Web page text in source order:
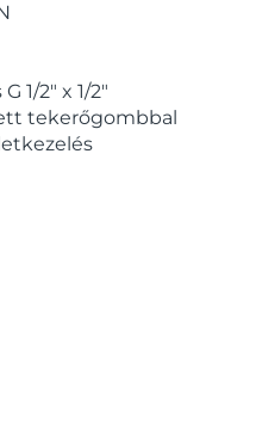
1/2" x 1/2"
tekerőgombbal